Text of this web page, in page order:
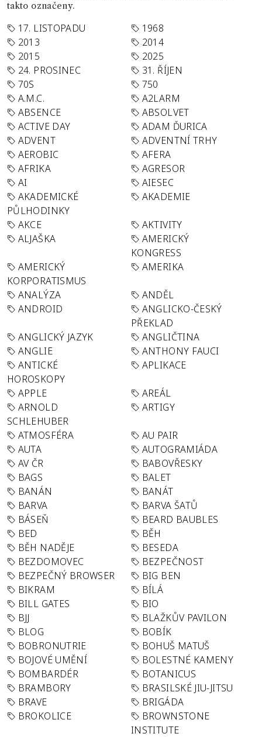
takto označeny.
17. LISTOPADU
1968
2013
2014
2015
2025
24. PROSINEC
31. ŘÍJEN
70S
750
A.M.C.
A2LARM
ABSENCE
ABSOLVET
ACTIVE DAY
ADAM ĎURICA
ADVENT
ADVENTNÍ TRHY
AEROBIC
AFERA
AFRIKA
AGRESOR
AI
AIESEC
AKADEMICKÉ
PŮLHODINKY
AKADEMIE
AKCE
AKTIVITY
ALJAŠKA
AMERICKÝ
KONGRESS
AMERICKÝ
KORPORATISMUS
AMERIKA
ANALÝZA
ANDĚL
ANDROID
ANGLICKO-ČESKÝ
PŘEKLAD
ANGLICKÝ JAZYK
ANGLIČTINA
ANGLIE
ANTHONY FAUCI
ANTICKÉ
HOROSKOPY
APLIKACE
APPLE
AREÁL
ARNOLD
SCHLEHUBER
ARTIGY
ATMOSFÉRA
AU PAIR
AUTA
AUTOGRAMIÁDA
AV ČR
BABOVŘESKY
BAGS
BALET
BANÁN
BANÁT
BARVA
BARVA ŠATŮ
BÁSEŇ
BEARD BAUBLES
BED
BĚH
BĚH NADĚJE
BESEDA
BEZDOMOVEC
BEZPEČNOST
BEZPEČNÝ BROWSER
BIG BEN
BIKRAM
BÍLÁ
BILL GATES
BIO
BJJ
BLAŽKŮV PAVILON
BLOG
BOBÍK
BOBRONUTRIE
BOHUŠ MATUŠ
BOJOVÉ UMĚNÍ
BOLESTNÉ KAMENY
BOMBARDÉR
BOTANICUS
BRAMBORY
BRASILSKÉ JIU-JITSU
BRAVE
BRIGÁDA
BROKOLICE
BROWNSTONE
INSTITUTE